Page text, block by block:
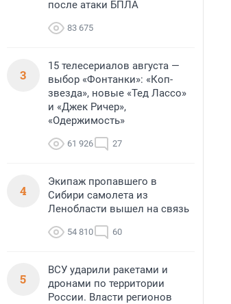
после атаки БПЛА
83 675
3
15 телесериалов августа —
выбор «Фонтанки»: «Коп-
звезда», новые «Тед Лассо»
и «Джек Ричер»,
«Одержимость»
61 926 27
4
Экипаж пропавшего в
Сибири самолета из
Ленобласти вышел на связь
54 810 60
5
ВСУ ударили ракетами и
дронами по территории
России. Власти регионов